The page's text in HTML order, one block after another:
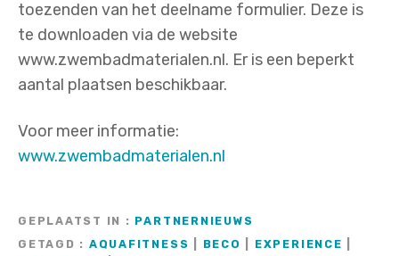
toezenden van het deelname formulier. Deze is
te downloaden via de website
www.zwembadmaterialen.nl. Er is een beperkt
aantal plaatsen beschikbaar.
Voor meer informatie:
www.zwembadmaterialen.nl
GEPLAATST IN
PARTNERNIEUWS
GETAGD
AQUAFITNESS BECO EXPERIENCE